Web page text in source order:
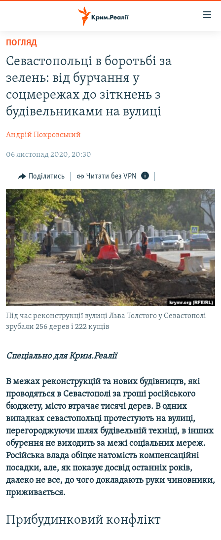
Перейти
основного
матеріалу
до
основної
Перейти
до
ПОЛІТИКА
ПОГЛЯД
ІНТЕРВ'Ю
ВСЕ ЗА ДЕНЬ
СПЕЦПРОЕКТИ
ДЕПОРТАЦІЯ
ВІДЕОУРОКИ «ELIFBE»
СВІДЧЕННЯ ОКУПАЦІЇ
УКРАЇНСЬКА ПРОБЛЕМА КРИМУ
ІНФОГРАФІКА
ЯК ОБІЙТИ БЛОКУВАННЯ
Русский
Qırımtatar
ДОЛУЧАЙСЯ!
Усі сайти RFE/RL
ПОГЛЯД
Севастопольці в боротьбі за
зелень: від бурчання у
соцмережах до зіткнень з
будівельниками на вулиці
Андрій Покровський
06 листопад 2020, 20:30
Поділитись Читати без VPN
Під час реконструкції вулиці Льва Толстого у Севастополі
зрубали 256 дерев і 222 кущів
Спеціально для Крим.Реалії​
В межах реконструкцій та нових будівництв, які
проводяться в Севастополі за гроші російського
бюджету, місто втрачає тисячі дерев. В одних
випадках севастопольці протестують на вулиці,
перегороджуючи шлях будівельній техніці, в інших
обурення не виходить за межі соціальних мереж.
Російська влада обіцяє натомість компенсаційні
посадки, але, як показує досвід останніх років,
далеко не все, до чого докладають руки чиновники,
приживається.​
Прибудинковий конфлікт